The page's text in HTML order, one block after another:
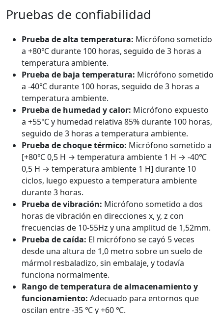
Pruebas de confiabilidad
Prueba de alta temperatura: Micrófono sometido
a +80℃ durante 100 horas, seguido de 3 horas a
temperatura ambiente.
Prueba de baja temperatura: Micrófono sometido
a -40℃ durante 100 horas, seguido de 3 horas a
temperatura ambiente.
Prueba de humedad y calor: Micrófono expuesto
a +55℃ y humedad relativa 85% durante 100 horas,
seguido de 3 horas a temperatura ambiente.
Prueba de choque térmico: Micrófono sometido a
[+80℃ 0,5 H → temperatura ambiente 1 H → -40℃
0,5 H → temperatura ambiente 1 H] durante 10
ciclos, luego expuesto a temperatura ambiente
durante 3 horas.
Prueba de vibración: Micrófono sometido a dos
horas de vibración en direcciones x, y, z con
frecuencias de 10-55Hz y una amplitud de 1,52mm.
Prueba de caída: El micrófono se cayó 5 veces
desde una altura de 1,0 metro sobre un suelo de
mármol resbaladizo, sin embalaje, y todavía
funciona normalmente.
Rango de temperatura de almacenamiento y
funcionamiento: Adecuado para entornos que
oscilan entre -35 ℃ y +60 ℃.